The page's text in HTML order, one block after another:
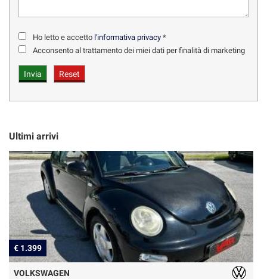
Ho letto e accetto l'informativa privacy *
Acconsento al trattamento dei miei dati per finalità di marketing
Ultimi arrivi
€ 1.399
VOLKSWAGEN